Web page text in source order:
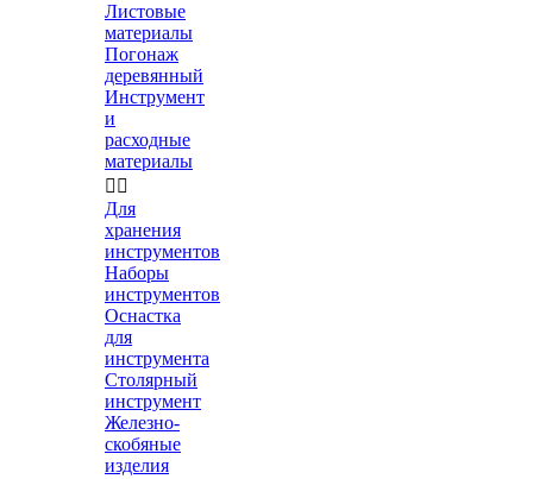
Листовые
материалы
Погонаж
деревянный
Инструмент
и
расходные
материалы
 
Для
хранения
инструментов
Наборы
инструментов
Оснастка
для
инструмента
Столярный
инструмент
Железно-
скобяные
изделия